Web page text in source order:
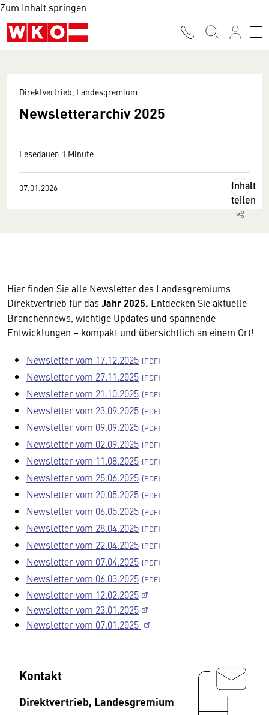
Zum Inhalt springen
Direktvertrieb, Landesgremium
Newsletterarchiv 2025
Lesedauer: 1 Minute
07.01.2026
Inhalt
teilen
Hier finden Sie alle Newsletter des Landesgremiums
Direktvertrieb für das Jahr 2025. Entdecken Sie aktuelle
Branchennews, wichtige Updates und spannende
Entwicklungen – kompakt und übersichtlich an einem Ort!
Newsletter vom 17.12.2025
Newsletter vom 27.11.2025
Newsletter vom 21.10.2025
Newsletter vom 23.09.2025
Newsletter vom 09.09.2025
Newsletter vom 02.09.2025
Newsletter vom 11.08.2025
Newsletter vom 25.06.2025
Newsletter vom 20.05.2025
Newsletter vom 06.05.2025
Newsletter vom 28.04.2025
Newsletter vom 22.04.2025
Newsletter vom 07.04.2025
Newsletter vom 06.03.2025
Newsletter vom 12.02.2025
Newsletter vom 23.01.2025
Newsletter vom 07.01.2025
Kontakt
Direktvertrieb, Landesgremium